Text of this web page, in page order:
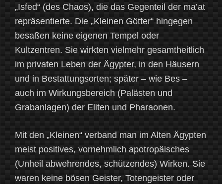
„Isfed“ (des Chaos), die das Gegenteil der ma’at
repräsentierte. Die „Kleinen Götter“ hingegen
besaßen keine eigenen Tempel oder
Kultzentren. Sie wirkten vielmehr gesamtheitlich
im privaten Leben der Ägypter, in den Häusern
und in Bestattungsorten; später – wie Bes –
auch im Wirkungsbereich (Palästen und
Grabanlagen) der Eliten und Pharaonen.
Mit den „Kleinen“ verband man im Alten Ägypten
meist positives, vornehmlich apotropäisches
(Unheil abwehrendes, schützendes) Wirken. Sie
waren keine bösen Geister, Totengeister oder